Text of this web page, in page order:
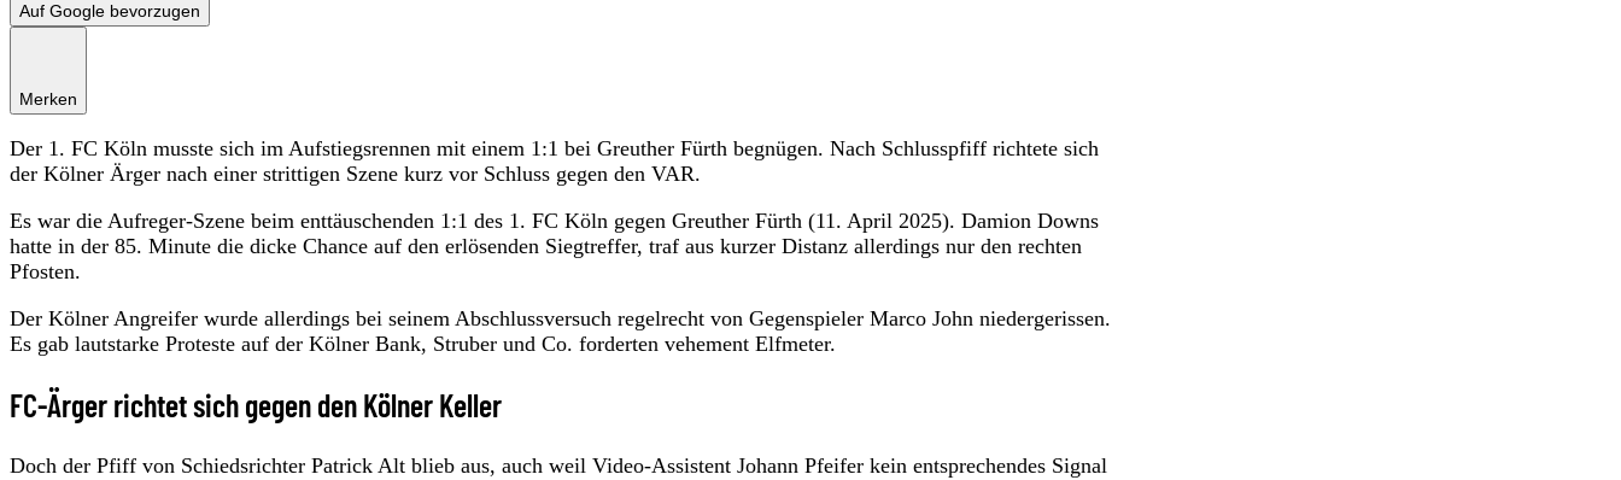
Auf Google bevorzugen
Merken
Der 1. FC Köln musste sich im Aufstiegsrennen mit einem 1:1 bei Greuther Fürth begnügen. Nach Schlusspfiff richtete sich
der Kölner Ärger nach einer strittigen Szene kurz vor Schluss gegen den VAR.
Es war die Aufreger-Szene beim enttäuschenden 1:1 des 1. FC Köln gegen Greuther Fürth (11. April 2025). Damion Downs
hatte in der 85. Minute die dicke Chance auf den erlösenden Siegtreffer, traf aus kurzer Distanz allerdings nur den rechten
Pfosten.
Der Kölner Angreifer wurde allerdings bei seinem Abschlussversuch regelrecht von Gegenspieler Marco John niedergerissen.
Es gab lautstarke Proteste auf der Kölner Bank, Struber und Co. forderten vehement Elfmeter.
FC-Ärger richtet sich gegen den Kölner Keller
Doch der Pfiff von Schiedsrichter Patrick Alt blieb aus, auch weil Video-Assistent Johann Pfeifer kein entsprechendes Signal